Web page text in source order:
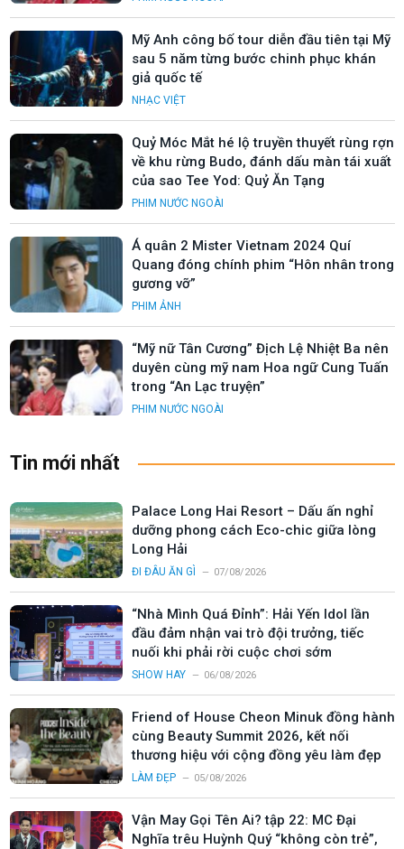
Mỹ Anh công bố tour diễn đầu tiên tại Mỹ
sau 5 năm từng bước chinh phục khán
giả quốc tế
NHẠC VIỆT
Quỷ Móc Mắt hé lộ truyền thuyết rùng rợn
về khu rừng Budo, đánh dấu màn tái xuất
của sao Tee Yod: Quỷ Ăn Tạng
PHIM NƯỚC NGOÀI
Á quân 2 Mister Vietnam 2024 Quí
Quang đóng chính phim “Hôn nhân trong
gương vỡ”
PHIM ẢNH
“Mỹ nữ Tân Cương” Địch Lệ Nhiệt Ba nên
duyên cùng mỹ nam Hoa ngữ Cung Tuấn
trong “An Lạc truyện”
PHIM NƯỚC NGOÀI
Tin mới nhất
Palace Long Hai Resort – Dấu ấn nghỉ
dưỡng phong cách Eco-chic giữa lòng
Long Hải
ĐI ĐÂU ĂN GÌ 07/08/2026
“Nhà Mình Quá Đỉnh”: Hải Yến Idol lần
đầu đảm nhận vai trò đội trưởng, tiếc
nuối khi phải rời cuộc chơi sớm
SHOW HAY 06/08/2026
Friend of House Cheon Minuk đồng hành
cùng Beauty Summit 2026, kết nối
thương hiệu với cộng đồng yêu làm đẹp
LÀM ĐẸP 05/08/2026
Vận May Gọi Tên Ai? tập 22: MC Đại
Nghĩa trêu Huỳnh Quý “không còn trẻ”,